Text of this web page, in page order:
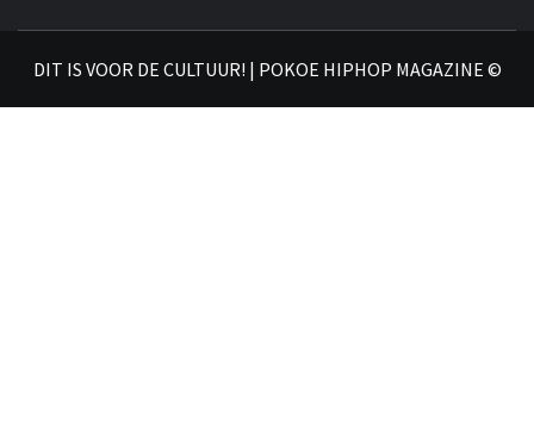
DIT IS VOOR DE CULTUUR! | POKOE HIPHOP MAGAZINE ©